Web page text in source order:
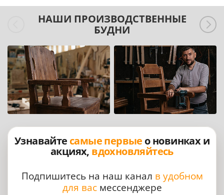
НАШИ ПРОИЗВОДСТВЕННЫЕ
БУДНИ
Узнавайте самые первые о новинках и
акциях, вдохновляйтесь
Подпишитесь на наш канал в удобном
для васмессенджере